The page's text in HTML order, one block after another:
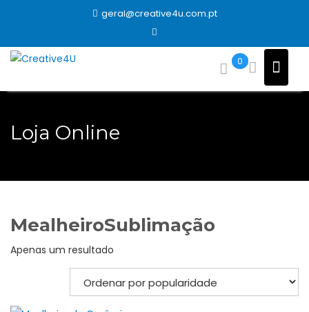
geral@creative4u.com.pt
0
Loja Online
MealheiroSublimação
Apenas um resultado